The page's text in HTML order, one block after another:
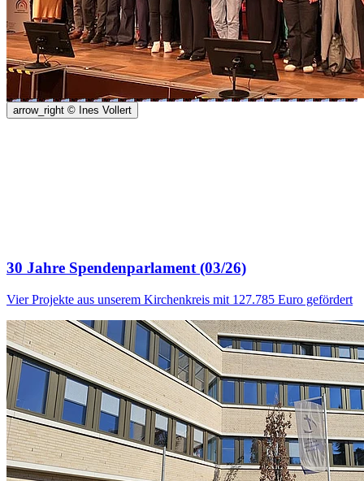
arrow_right © Ines Vollert
30 Jahre Spendenparlament (03/26)
Vier Projekte aus unserem Kirchenkreis mit 127.785 Euro gefördert